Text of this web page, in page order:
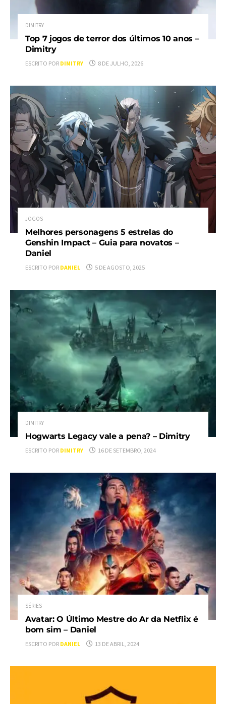
DIMITRY
Top 7 jogos de terror dos últimos 10 anos –
Dimitry
ESCRITO POR DIMITRY 8 DE JULHO, 2026
JOGOS
Melhores personagens 5 estrelas do
Genshin Impact – Guia para novatos –
Daniel
ESCRITO POR DANIEL 5 DE AGOSTO, 2025
DIMITRY
Hogwarts Legacy vale a pena? – Dimitry
ESCRITO POR DIMITRY 16 DE SETEMBRO, 2024
SÉRIES
Avatar: O Último Mestre do Ar da Netflix é
bom sim – Daniel
ESCRITO POR DANIEL 13 DE ABRIL, 2024